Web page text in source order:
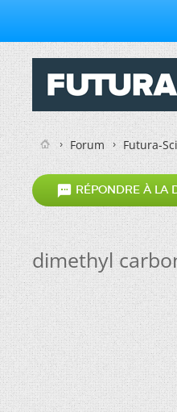
Forum Futura-
 RÉPONDRE À LA
dimethyl